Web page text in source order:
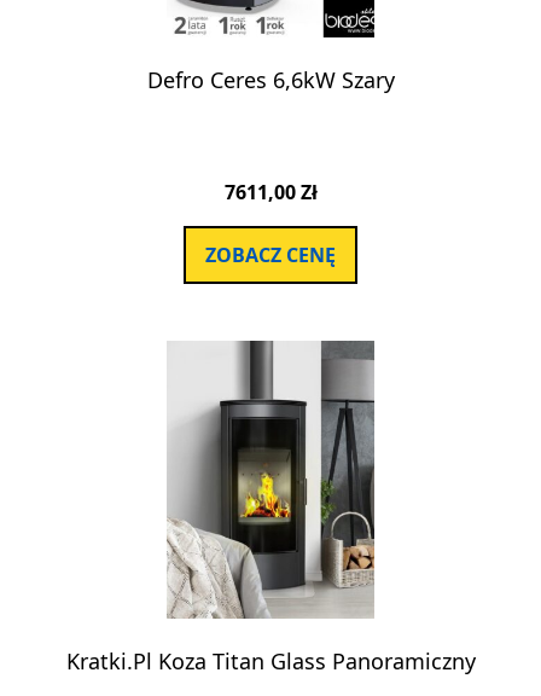
Defro Ceres 6,6kW Szary
7611,00Zł
ZOBACZ CENĘ
Kratki.Pl Koza Titan Glass Panoramiczny